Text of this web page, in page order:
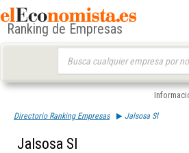
Ranking de Empresas
Directorio Ranking Empresas Jalsosa Sl
Jalsosa Sl